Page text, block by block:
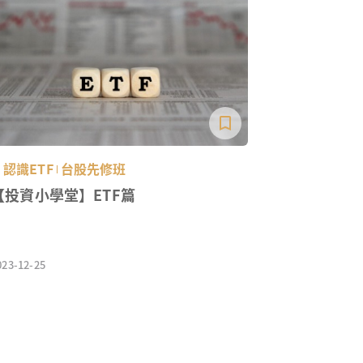
認識ETF 台股先修班
投資小學堂】ETF篇
12-25